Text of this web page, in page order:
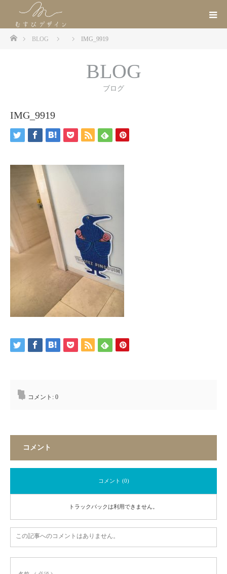
ホームBLOG IMG_9919
BLOG
ブログ
IMG_9919
コメント: 0
コメント
コメント (0)
トラックバックは利用できません。
この記事へのコメントはありません。